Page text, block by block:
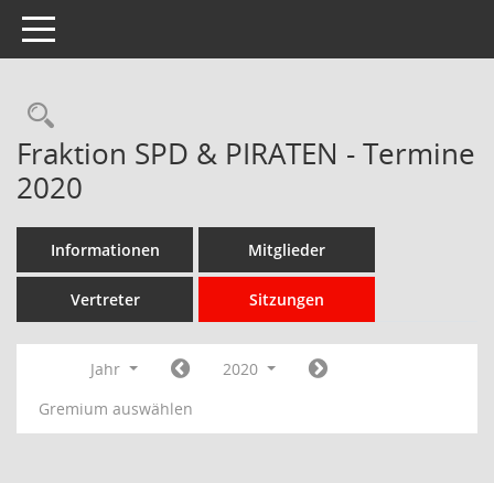
Toggle navigation
Rechercheauswahl
Fraktion SPD & PIRATEN - Termine
2020
Informationen Mitglieder
Vertreter Sitzungen
Jahr
2020
Gremium auswählen